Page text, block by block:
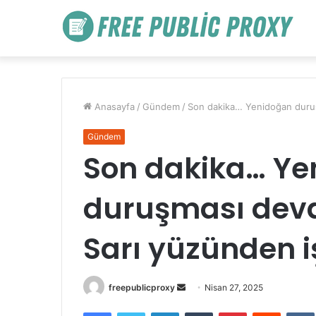
Anasayfa / Gündem / Son dakika… Yenidoğan
Gündem
Son dakika…
duruşması
Sarı yüzünden
freepublicproxy
Bir
Nisan 27, 2025
FacebookTwitter LinkedInTumblr PinterestReddit